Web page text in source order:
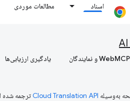
اسناد مطالعات موردی
WebMCP و نمایندگان یادگیری ارزیابی‌ها
به‌وسیله ترجمه